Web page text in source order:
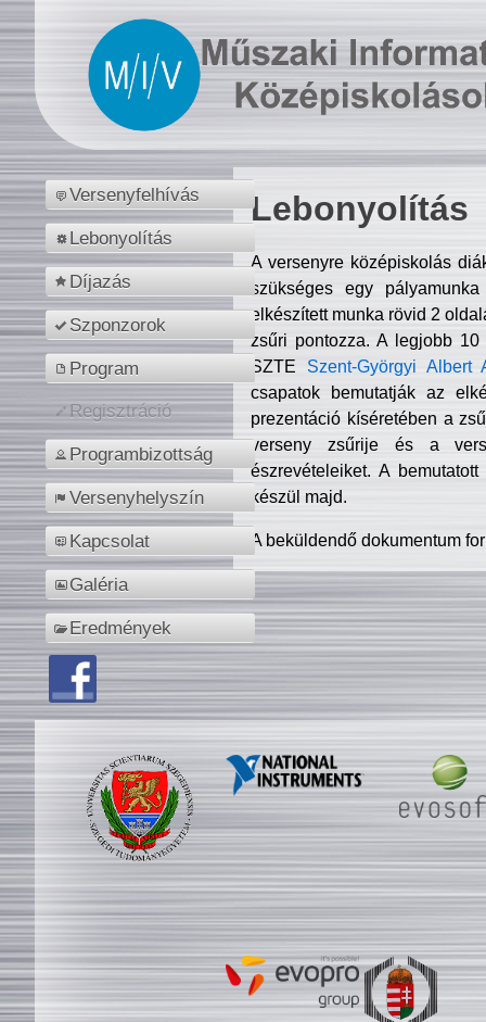
Versenyfelhívás
Lebonyolítás
Díjazás
Szponzorok
Program
Regisztráció
Programbizottság
Versenyhelyszín
Kapcsolat
Galéria
Eredmények
Lebonyolítás
A versenyre középiskolás
szükséges egy
elkészített munka rövid 2
zsűri pontozza. A legjobb
SZTE Szent-Györgyi Albert
csapatok bemutatják az
prezentáció kíséretében a
verseny zsűrije és a
észrevételeiket. A
készül majd.
A beküldendő dokumentum